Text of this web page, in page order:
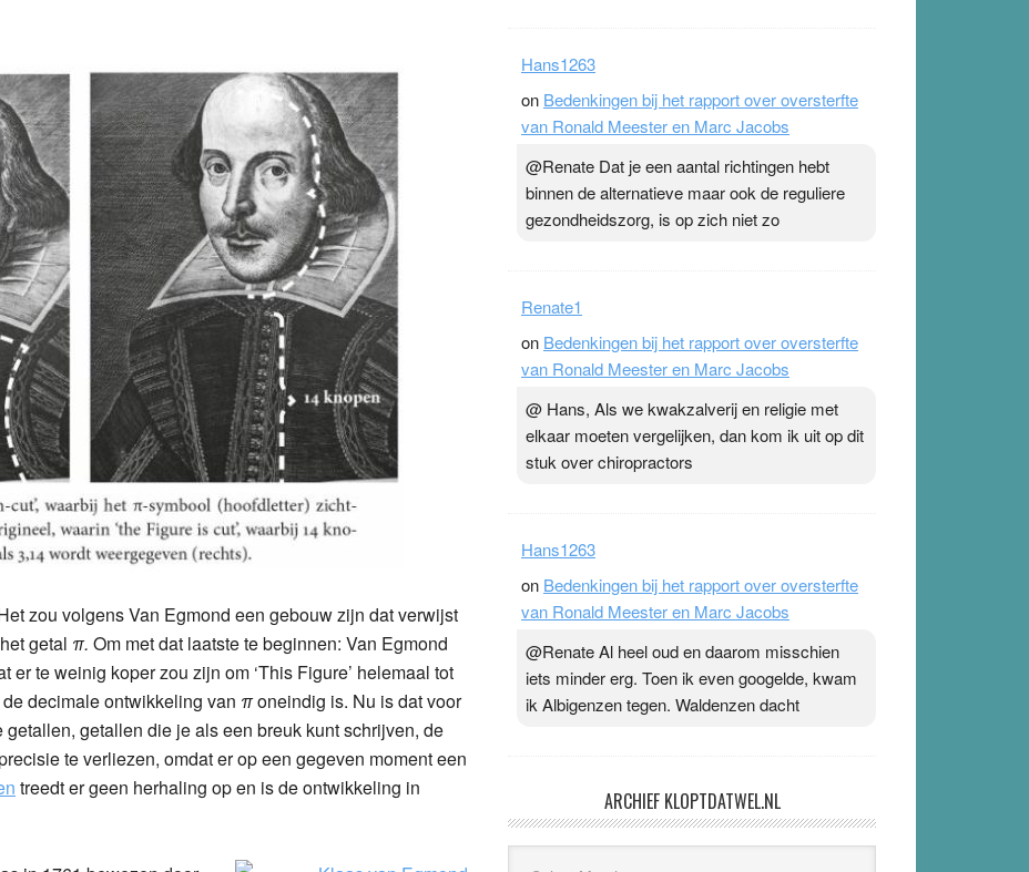
zou volgens Van Egmond een gebouw zijn dat verwijst
getal π. Om met dat laatste te beginnen: Van Egmond
er te weinig koper zou zijn om ‘This Figure’ helemaal tot
decimale ontwikkeling van πoneindig is. Nu is dat voor
getallen die je als een breuk kunt schrijven, de
te verliezen, omdat er op een gegeven moment een
treedt er geen herhaling op en is de ontwikkeling in
Hans1263
on Bedenkingen bij het rapport over oversterfte
van Ronald Meester en Marc Jacobs
@Renate Dat je een aantal richtingen hebt
binnen de alternatieve maar ook de reguliere
gezondheidszorg, is op zich niet zo
Renate1
on Bedenkingen bij het rapport over oversterfte
van Ronald Meester en Marc Jacobs
@ Hans, Als we kwakzalverij en religie met
elkaar moeten vergelijken, dan kom ik uit op dit
stuk over chiropractors
Hans1263
on Bedenkingen bij het rapport over oversterfte
van Ronald Meester en Marc Jacobs
@Renate Al heel oud en daarom misschien
iets minder erg. Toen ik even googelde, kwam
ik Albigenzen tegen. Waldenzen dacht
ARCHIEF KLOPTDATWEL.NL